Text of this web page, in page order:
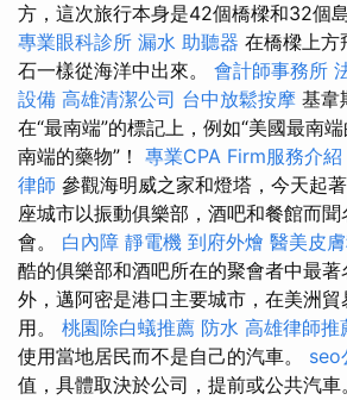
方，這次旅行本身是42個橋樑和32個
專業眼科診所 漏水 助聽器 在橋樑上方
石一樣從海洋中出來。 會計師事務所
設備 高雄清潔公司 台中放鬆按摩 基韋
在“最南端”的標記上，例如“美國最南
南端的藥物”！ 專業CPA Firm服務介紹
律師 參觀海明威之家和燈塔，今天起
座城市以振動俱樂部，酒吧和餐館而
會。 白內障 靜電機 到府外燴 醫美皮
酷的俱樂部和酒吧所在的聚會者中最著
外，邁阿密是港口主要城市，在美洲
用。 桃園除白蟻推薦 防水 高雄律師推
使用當地居民而不是自己的汽車。 seo
值，具體取決於公司，提前或公共汽車